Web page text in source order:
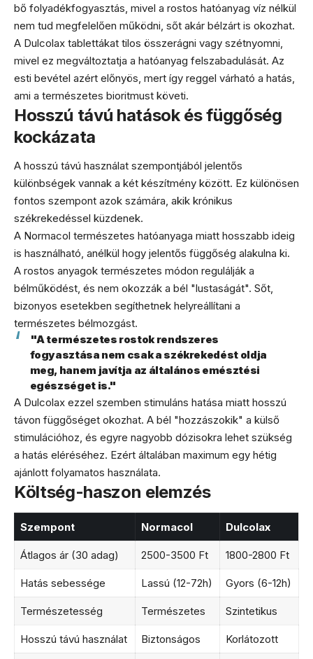
bő folyadékfogyasztás, mivel a rostos hatóanyag víz nélkül
nem tud megfelelően működni, sőt akár bélzárt is okozhat.
A Dulcolax tablettákat tilos összerágni vagy szétnyomni,
mivel ez megváltoztatja a hatóanyag felszabadulását. Az
esti bevétel azért előnyös, mert így reggel várható a hatás,
ami a természetes bioritmust követi.
Hosszú távú hatások és függőség
kockázata
A hosszú távú használat szempontjából jelentős
különbségek vannak a két készítmény között. Ez különösen
fontos szempont azok számára, akik krónikus
székrekedéssel küzdenek.
A Normacol természetes hatóanyaga miatt hosszabb ideig
is használható, anélkül hogy jelentős függőség alakulna ki.
A rostos anyagok természetes módon regulálják a
bélműködést, és nem okozzák a bél "lustaságát". Sőt,
bizonyos esetekben segíthetnek helyreállítani a
természetes bélmozgást.
"A természetes rostok rendszeres
fogyasztása nem csak a székrekedést oldja
meg, hanem javítja az általános emésztési
egészséget is."
A Dulcolax ezzel szemben stimuláns hatása miatt hosszú
távon függőséget okozhat. A bél "hozzászokik" a külső
stimulációhoz, és egyre nagyobb dózisokra lehet szükség
a hatás eléréséhez. Ezért általában maximum egy hétig
ajánlott folyamatos használata.
Költség-haszon elemzés
Szempont Normacol Dulcolax
Átlagos ár (30 adag) 2500-3500 Ft 1800-2800 Ft
Hatás sebessége Lassú (12-72h) Gyors (6-12h)
Természetesség Természetes Szintetikus
Hosszú távú használat Biztonságos Korlátozott